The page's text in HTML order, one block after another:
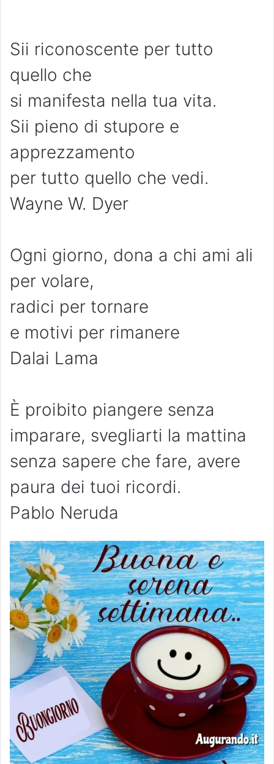
Sii riconoscente per tutto
quello che
si manifesta nella tua vita.
Sii pieno di stupore e
apprezzamento
per tutto quello che vedi.
Wayne W. Dyer
Ogni giorno, dona a chi ami ali
per volare,
radici per tornare
e motivi per rimanere
Dalai Lama
È proibito piangere senza
imparare, svegliarti la mattina
senza sapere che fare, avere
paura dei tuoi ricordi.
Pablo Neruda